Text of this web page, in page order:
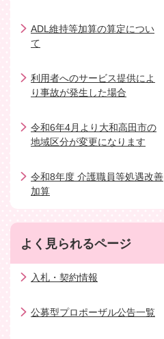
ADL維持等加算の算定につい
て
利用者へのサービス提供によ
り事故が発生した場合
令和6年4月より大和高田市の
地域区分が変更になります
令和8年度 介護職員等処遇改善
加算
よく見られるページ
入札・契約情報
公募型プロポーザル公告一覧